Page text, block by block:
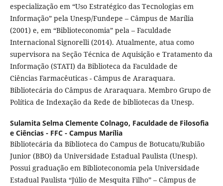
especialização em “Uso Estratégico das Tecnologias em
Informação” pela Unesp/Fundepe – Câmpus de Marília
(2001) e, em “Biblioteconomia” pela – Faculdade
Internacional Signorelli (2014). Atualmente, atua como
supervisora na Seção Técnica de Aquisição e Tratamento da
Informação (STATI) da Biblioteca da Faculdade de
Ciências Farmacêuticas - Câmpus de Araraquara.
Bibliotecária do Câmpus de Araraquara. Membro Grupo de
Política de Indexação da Rede de bibliotecas da Unesp.
Sulamita Selma Clemente Colnago, Faculdade de Filosofia
e Ciências - FFC - Campus Marília
Bibliotecária da Biblioteca do Campus de Botucatu/Rubião
Junior (BBO) da Universidade Estadual Paulista (Unesp).
Possui graduação em Biblioteconomia pela Universidade
Estadual Paulista “Júlio de Mesquita Filho” – Câmpus de